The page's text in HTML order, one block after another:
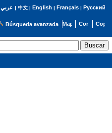
عربي | 中文| English | Français| Русский
Búsqueda avanzada